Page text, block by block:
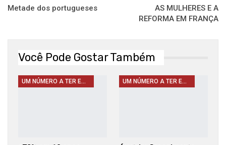
Metade dos portugueses
AS MULHERES E A
REFORMA EM FRANÇA
Você Pode Gostar Também
UM NÚMERO A TER EM CONTA UM NÚMERO A TER EM CONTA